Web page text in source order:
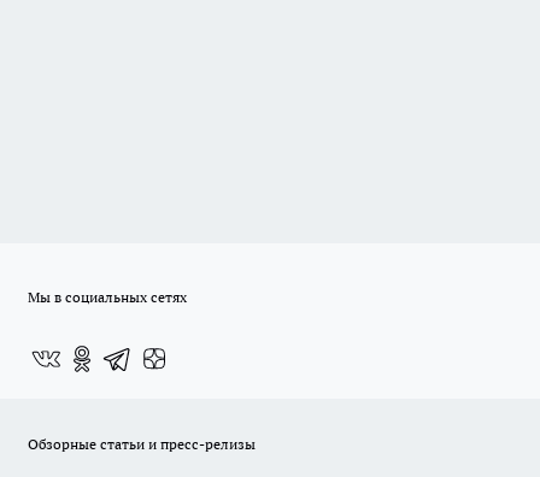
Мы в социальных сетях
Обзорные статьи и пресс-релизы